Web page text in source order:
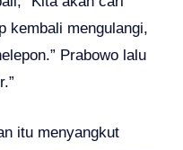
kembali mengulangi,
Prabowo lalu
itu menyangkut